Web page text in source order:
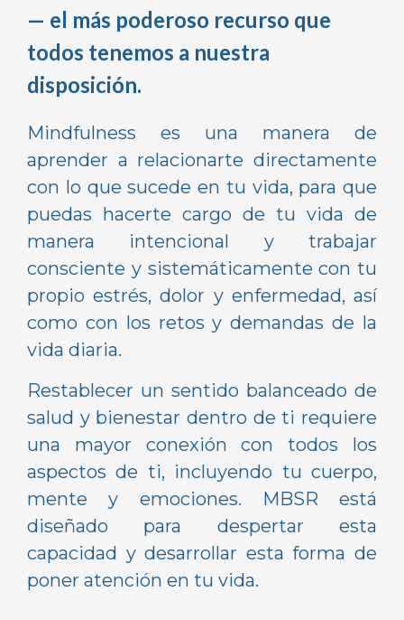
— el más poderoso recurso que
todos tenemos a nuestra
disposición.
Mindfulness es una manera de
aprender a relacionarte directamente
con lo que sucede en tu vida, para que
puedas hacerte cargo de tu vida de
manera intencional y trabajar
consciente y sistemáticamente con tu
propio estrés, dolor y enfermedad, así
como con los retos y demandas de la
vida diaria.
Restablecer un sentido balanceado de
salud y bienestar dentro de ti requiere
una mayor conexión con todos los
aspectos de ti, incluyendo tu cuerpo,
mente y emociones. MBSR está
diseñado para despertar esta
capacidad y desarrollar esta forma de
poner atención en tu vida.